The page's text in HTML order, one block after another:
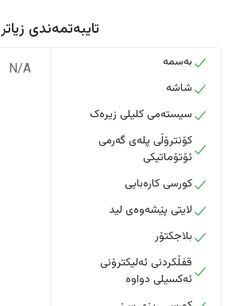
تایبەتمەندی زیاتر
بەسمە
شاشە
سیستەمی کلیلی زیرەک
کۆنترۆڵی پلەی گەرمی
ئۆتۆماتیکی
کورسی کارەبایی
لایتی پێشەوەی لید
بلاجکتۆر
قفڵکردنی ئەلیکترۆنی
ئەکسیلی دواوە
N/A